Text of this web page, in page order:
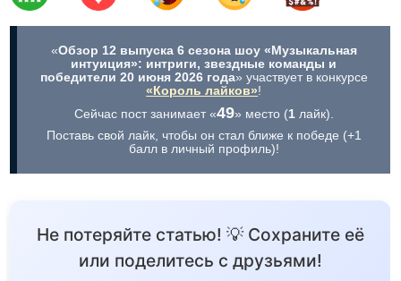
«Обзор 12 выпуска 6 сезона шоу «Музыкальная
интуиция»: интриги, звездные команды и
победители 20 июня 2026 года» участвует в конкурсе
«Король лайков»!
Сейчас пост занимает «49» место (1лайк).
Поставь свой лайк, чтобы он стал ближе к победе (+1
балл в личный профиль)!
Не потеряйте статью! 💡 Сохраните её
или поделитесь с друзьями!